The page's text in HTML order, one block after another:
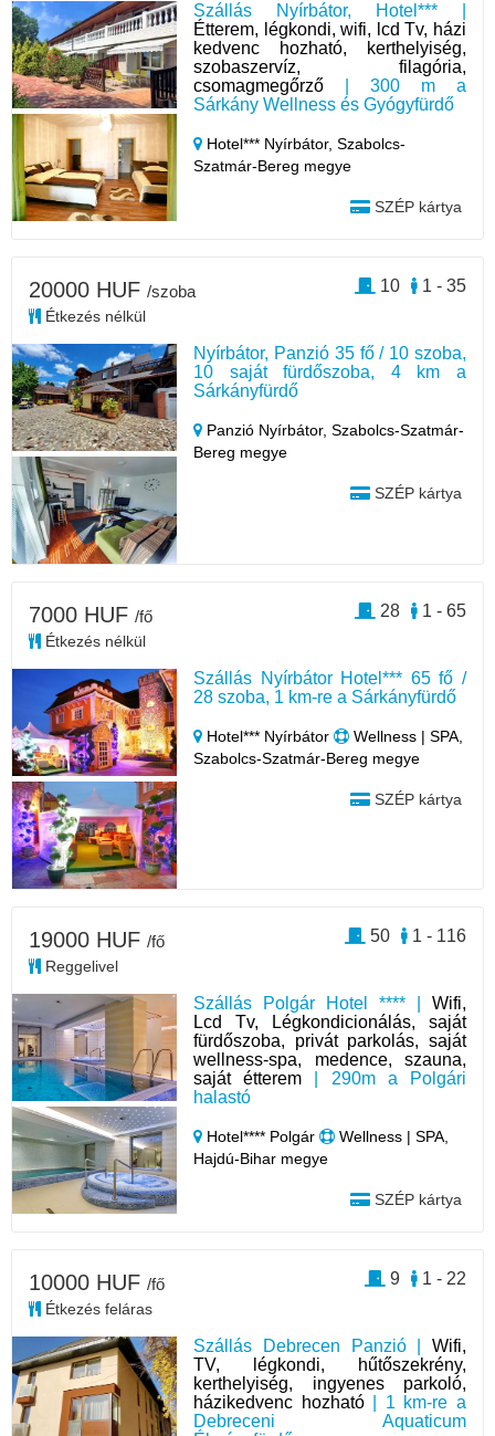
Szállás Nyírbátor, Hotel*** |
Étterem, légkondi, wifi, lcd Tv, házi
kedvenc hozható, kerthelyiség,
szobaszervíz, filagória,
csomagmegőrző | 300 m a
Sárkány Wellness és Gyógyfürdő
Hotel*** Nyírbátor,Szabolcs-
Szatmár-Bereg megye
SZÉP kártya
Nyírbátor, Panzió 35 fő / 10 szoba,
10 saját fürdőszoba, 4 km a
Sárkányfürdő
Panzió Nyírbátor,Szabolcs-Szatmár-
Bereg megye
SZÉP kártya
20000 HUF /szoba
Étkezés nélkül
1 - 35
10
Szállás Nyírbátor Hotel*** 65 fő /
28 szoba, 1 km-re a Sárkányfürdő
Hotel*** Nyírbátor
Wellness | SPA,
Szabolcs-Szatmár-Bereg megye
SZÉP kártya
7000 HUF /fő
Étkezés nélkül
1 - 65
28
Szállás Polgár Hotel **** | Wifi,
Lcd Tv, Légkondicionálás, saját
fürdőszoba, privát parkolás, saját
wellness-spa, medence, szauna,
saját étterem | 290m a Polgári
halastó
Hotel**** Polgár
Wellness | SPA,
Hajdú-Bihar megye
SZÉP kártya
19000 HUF /fő
Reggelivel
1 - 116
50
Szállás Debrecen Panzió | Wifi,
TV, légkondi, hűtőszekrény,
kerthelyiség, ingyenes parkoló,
házikedvenc hozható| 1 km-re a
Debreceni Aquaticum
10000 HUF /fő
Étkezés feláras
1 - 22
9